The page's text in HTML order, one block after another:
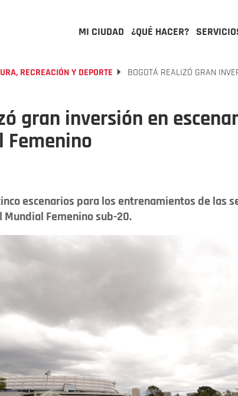
MI CIUDAD ¿QUÉ HACER?
RECREACIÓN Y DEPORTE BOGOTÁ REALIZÓ GRAN
gran inversión en
Femenino
escenarios para los entrenamientos de las
Femenino sub-20.